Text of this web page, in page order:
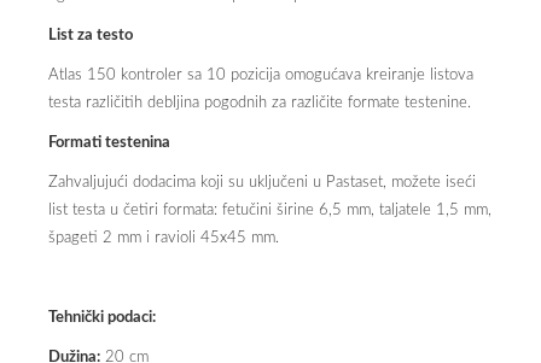
List za testo
Atlas 150 kontroler sa 10 pozicija omogućava kreiranje listova
testa različitih debljina pogodnih za različite formate testenine.
Formati testenina
Zahvaljujući dodacima koji su uključeni u Pastaset, možete iseći
list testa u četiri formata: fetučini širine 6,5 mm, taljatele 1,5 mm,
špageti 2 mm i ravioli 45x45 mm.
Tehnički podaci:
Dužina: 20 cm